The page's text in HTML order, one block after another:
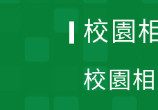
校園
校園